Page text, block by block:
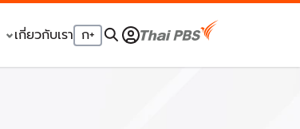
เกี่ยวกับเรา ก+